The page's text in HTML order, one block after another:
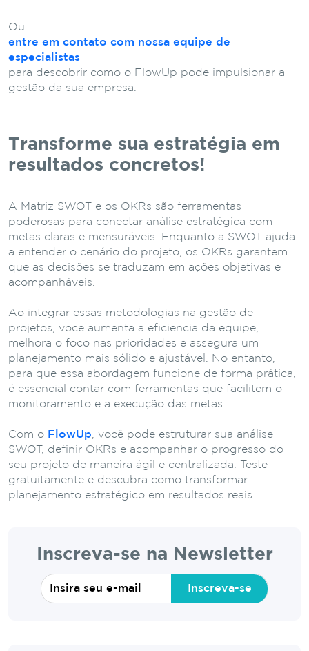
Ou
entre em contato com nossa equipe de
especialistas
para descobrir como o FlowUp pode impulsionar a
gestão da sua empresa.
Transforme sua estratégia em
resultados concretos!
A Matriz SWOT e os OKRs são ferramentas
poderosas para conectar análise estratégica com
metas claras e mensuráveis. Enquanto a SWOT ajuda
a entender o cenário do projeto, os OKRs garantem
que as decisões se traduzam em ações objetivas e
acompanháveis.
Ao integrar essas metodologias na gestão de
projetos, você aumenta a eficiência da equipe,
melhora o foco nas prioridades e assegura um
planejamento mais sólido e ajustável. No entanto,
para que essa abordagem funcione de forma prática,
é essencial contar com ferramentas que facilitem o
monitoramento e a execução das metas.
Com o FlowUp , você pode estruturar sua análise
SWOT, definir OKRs e acompanhar o progresso do
seu projeto de maneira ágil e centralizada. Teste
gratuitamente e descubra como transformar
planejamento estratégico em resultados reais.
Inscreva-se na Newsletter
Inscreva-se